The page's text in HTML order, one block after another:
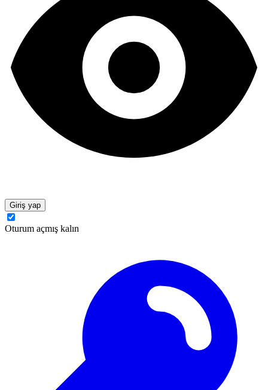
Giriş yap
Oturum açmış kalın